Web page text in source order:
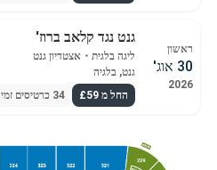
ראשון
30 אוג'
2026
גנט נגד קלאב ברוז'
ליגה בלגית ・ אצטדיון גנט
גנט, בלגיה
החל מ £59
34 כרטיסים זמינים